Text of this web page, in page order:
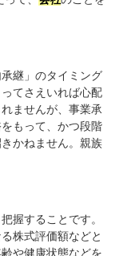
継」のタイミング
てさえいれば心配
ませんが、事業承
もって、かつ段階
かねません。親族
握することです。
株式評価額などと
や健康状態などを